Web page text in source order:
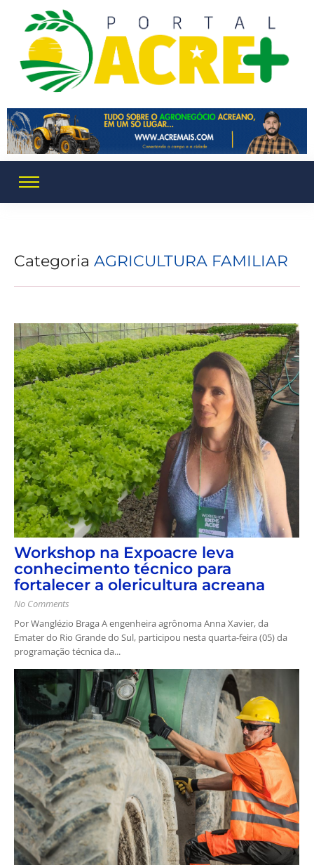
Categoria AGRICULTURA FAMILIAR
Workshop na Expoacre leva
conhecimento técnico para
fortalecer a olericultura acreana
No Comments
Por Wanglézio Braga A engenheira agrônoma Anna Xavier, da
Emater do Rio Grande do Sul, participou nesta quarta-feira (05) da
programação técnica da...